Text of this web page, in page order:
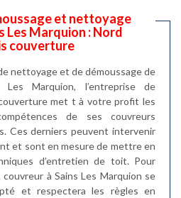
et nettoyage
Les Marquion : Nord
couverture
nettoyage et de démoussage de
Marquion, l’entreprise de
met t à votre profit les
de ses couvreurs
Ces derniers peuvent intervenir
et sont en mesure de mettre en
d’entretien de toit. Pour
à Sains Les Marquion se
et respectera les règles en